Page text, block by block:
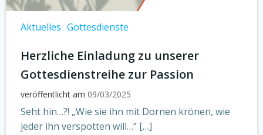
Aktuelles Gottesdienste
Herzliche Einladung zu unserer
Gottesdienstreihe zur Passion
veröffentlicht am 09/03/2025
Seht hin…?! „Wie sie ihn mit Dornen krönen, wie
jeder ihn verspotten will…” […]